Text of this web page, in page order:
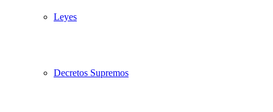
Leyes
Decretos Supremos